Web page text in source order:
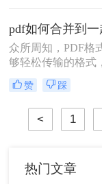
pdf合并。一起来
众所周知，PDF格
够轻松传输的格式
学习，我们都将使
能掌握更多的PDF
高我们的工作效率
事，因此，今天我
何合并到一起，如
赞 踩
< 1
热门文章